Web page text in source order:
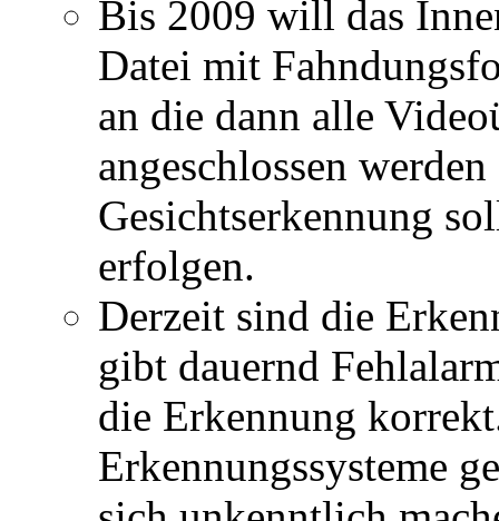
Bis 2009 will das
Datei mit
an die dann alle
angeschlossen
Gesichtserkennung
erfolgen.
Derzeit sind die
gibt dauernd
die Erkennung
Erkennungssysteme